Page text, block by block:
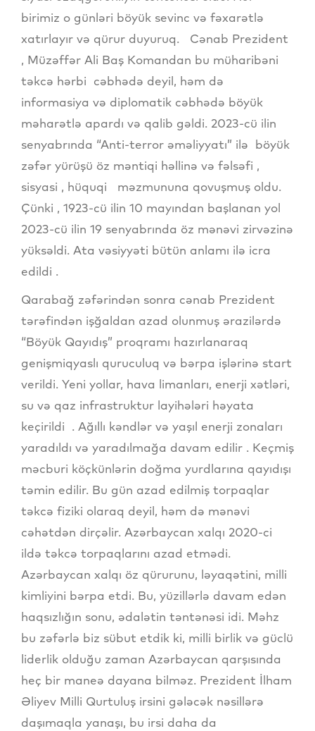
birimiz o günləri böyük sevinc və fəxarətlə
xatırlayır və qürur duyuruq. Cənab Prezident
, Müzəffər Ali Baş Komandan bu müharibəni
təkcə hərbi cəbhədə deyil, həm də
informasiya və diplomatik cəbhədə böyük
məharətlə apardı və qalib gəldi. 2023-cü ilin
senyabrında “Anti-terror əməliyyatı” ilə böyük
zəfər yürüşü öz məntiqi həllinə və fəlsəfi ,
sisyasi , hüquqi məzmununa qovuşmuş oldu.
Çünki , 1923-cü ilin 10 mayından başlanan yol
2023-cü ilin 19 senyabrında öz mənəvi zirvəzinə
yüksəldi. Ata vəsiyyəti bütün anlamı ilə icra
edildi .
Qarabağ zəfərindən sonra cənab Prezident
tərəfindən işğaldan azad olunmuş ərazilərdə
“Böyük Qayıdış” proqramı hazırlanaraq
genişmiqyaslı quruculuq və bərpa işlərinə start
verildi. Yeni yollar, hava limanları, enerji xətləri,
su və qaz infrastruktur layihələri həyata
keçirildi . Ağıllı kəndlər və yaşıl enerji zonaları
yaradıldı və yaradılmağa davam edilir . Keçmiş
məcburi köçkünlərin doğma yurdlarına qayıdışı
təmin edilir. Bu gün azad edilmiş torpaqlar
təkcə fiziki olaraq deyil, həm də mənəvi
cəhətdən dirçəlir. Azərbaycan xalqı 2020-ci
ildə təkcə torpaqlarını azad etmədi.
Azərbaycan xalqı öz qürurunu, ləyaqətini, milli
kimliyini bərpa etdi. Bu, yüzillərlə davam edən
haqsızlığın sonu, ədalətin təntənəsi idi. Məhz
bu zəfərlə biz sübut etdik ki, milli birlik və güclü
liderlik olduğu zaman Azərbaycan qarşısında
heç bir maneə dayana bilməz. Prezident İlham
Əliyev Milli Qurtuluş irsini gələcək nəsillərə
daşımaqla yanaşı, bu irsi daha da